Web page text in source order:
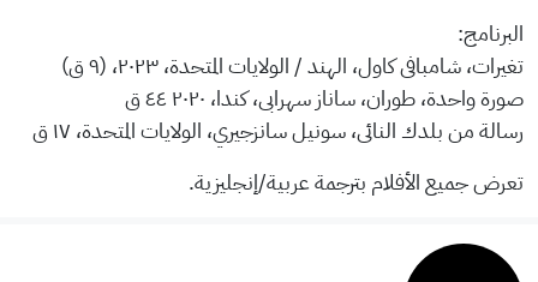
البرنامج:
تغيرات، شامبافى كاول، الهند / الولايات المتحدة، ٢٠٢٣، (٩ ق)
صورة واحدة، طوران، ساناز سهرابى، كندا، ٢٠٢٠ ٤٤ ق
رسالة من بلدك النائى، سونيل سانزجيري، الولايات المتحدة، ١٧ ق
تعرض جميع الأفلام بترجمة عربية/إنجليزية.